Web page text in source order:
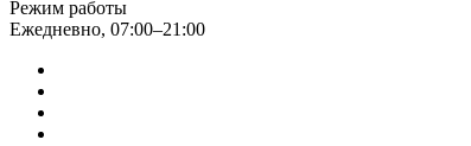
Режим работы
Ежедневно, 07:00–21:00